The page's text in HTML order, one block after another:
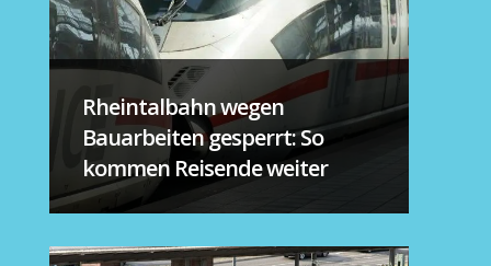
Rheintalbahn wegen
Bauarbeiten gesperrt: So
kommen Reisende weiter